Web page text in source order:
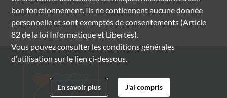
bon fonctionnement. Ils ne contiennent aucune donnée
personnelle et sont exemptés de consentements (Article
82 de la loi Informatique et Libertés).
Vous pouvez consulter les conditions générales
d’utilisation sur le lien ci-dessous.
En savoir plus J'ai compris